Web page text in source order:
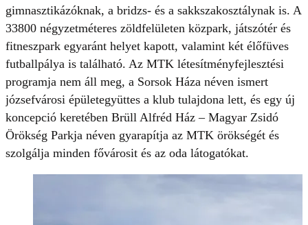
gimnasztikázóknak, a bridzs- és a sakkszakosztálynak is. A
33800 négyzetméteres zöldfelületen közpark, játszótér és
fitneszpark egyaránt helyet kapott, valamint két élőfüves
futballpálya is található. Az MTK létesítményfejlesztési
programja nem áll meg, a Sorsok Háza néven ismert
józsefvárosi épületegyüttes a klub tulajdona lett, és egy új
koncepció keretében Brüll Alfréd Ház – Magyar Zsidó
Örökség Parkja néven gyarapítja az MTK örökségét és
szolgálja minden fővárosit és az oda látogatókat.